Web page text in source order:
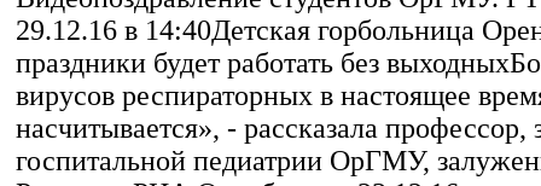
29.12.16 в 14:40Детская горбольница
праздники будет работать без
вирусов респираторных в настоящее
насчитывается», - рассказала профессор,
госпитальной педиатрии ОрГМУ,